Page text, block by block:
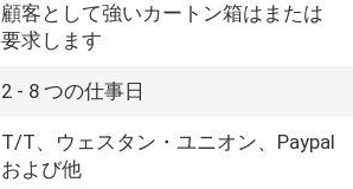
顧客として強いカートン箱はまたは
要求します
2 - 8 つの仕事日
T/T、ウェスタン・ユニオン、Paypal
および他